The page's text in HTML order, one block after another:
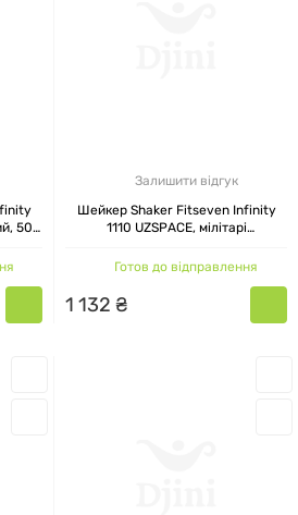
500
Залишити відгук
Шейкер Shaker Fitseven Infinity
1110 UZSPACE, мілітарі
Готов до відправлення
1 132 ₴